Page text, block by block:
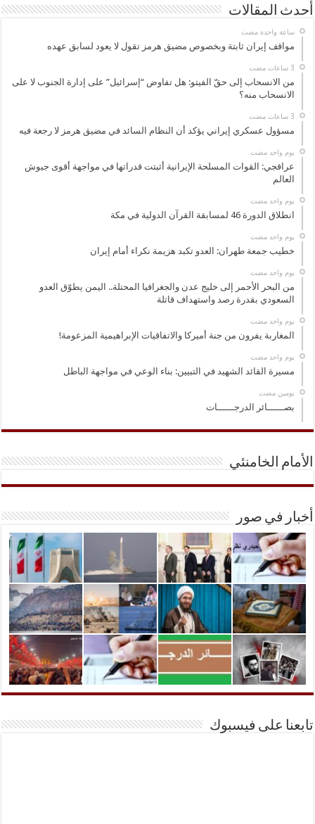
أحدث المقالات
‏ساعة واحدة مضت
مواقف إيران ثابتة وبخصوص مضيق هرمز تقول لا يعود لسابق عهده
من الانسحاب إلى حقّ الفيتو: هل تفاوض “إسرائيل” على إدارة الجنوب لا على
الانسحاب منه؟
مسؤول عسكري إيراني يؤكد أن النظام السائد في مضيق هرمز لا رجعة فيه
‏يوم واحد مضت
عراقجي: القوات المسلحة الإيرانية أثبتت قدراتها في مواجهة أقوى جيوش
العالم
‏يوم واحد مضت
انطلاق الدورة 46 لمسابقة القرآن الدولية في مكة
‏يوم واحد مضت
خطيب جمعة طهران: العدو تكبد هزيمة نكراء أمام إيران
‏يوم واحد مضت
من البحر الأحمر إلى خليج عدن والجغرافيا المحتلة.. اليمن يطوّق العدو
السعودي بقدرة رصد واستهداف قاتلة
‏يوم واحد مضت
المغاربة يفرون من جنة أميركا والاتفاقيات الإبراهيمية المزعومة!
‏يوم واحد مضت
مسيرة القائد الشهيد في التبيين: بناء الوعي في مواجهة الباطل
‏يومين مضت
بصــــــائر الدرجــــــات
الأمام الخامنئي
أخبار في صور
تابعنا على فيسبوك